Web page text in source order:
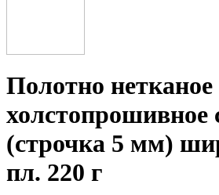
Полотно нетканое
холстопрошивное
(строчка 5 мм)
пл. 220 г